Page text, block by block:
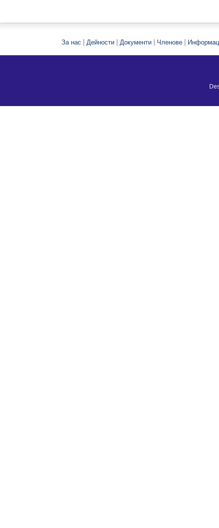
За нас | Дейности | Документи | Членове |